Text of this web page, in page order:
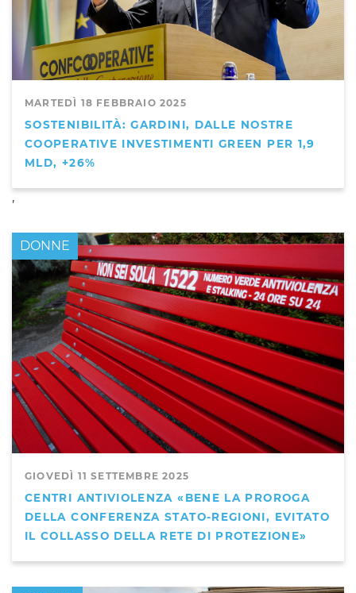
MARTEDÌ 18 FEBBRAIO 2025
SOSTENIBILITÀ: GARDINI, DALLE NOSTRE
COOPERATIVE INVESTIMENTI GREEN PER 1,9
MLD, +26%
,
GIOVEDÌ 11 SETTEMBRE 2025
CENTRI ANTIVIOLENZA «BENE LA PROROGA
DELLA CONFERENZA STATO-REGIONI, EVITATO
IL COLLASSO DELLA RETE DI PROTEZIONE»
DONNE